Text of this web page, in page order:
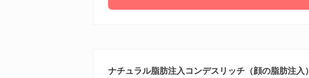
ナチュラル脂肪注入コンデスリッチ（顔の脂肪注入）